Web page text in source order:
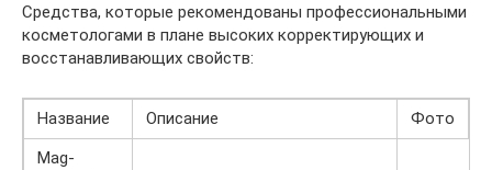
Средства, которые рекомендованы профессиональными
косметологами в плане высоких корректирующих и
восстанавливающих свойств:
Название Описание
Фото
Mag-